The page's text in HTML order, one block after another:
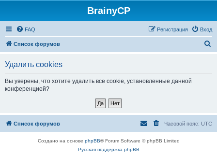
BrainyCP
FAQ Вход
Регистрация
Список форумов
Удалить cookies
Вы уверены, что хотите удалить все cookie, установленные данной
конференцией?
Список форумов Часовой пояс: UTC
Создано на основе phpBB® Forum Software © phpBB Limited
Русская поддержка phpBB